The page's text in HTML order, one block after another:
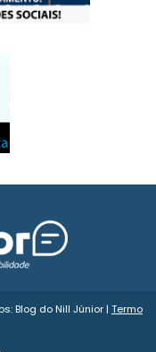
Blog do Nill Júnior | Termo